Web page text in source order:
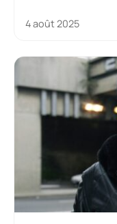
4 août 2025